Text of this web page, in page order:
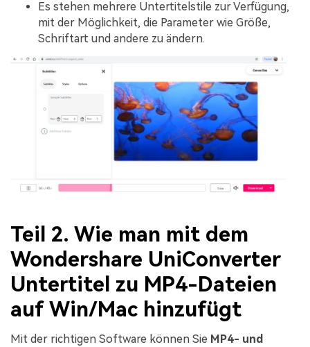
Es stehen mehrere Untertitelstile zur Verfügung,
mit der Möglichkeit, die Parameter wie Größe,
Schriftart und andere zu ändern.
Teil 2. Wie man mit dem
Wondershare UniConverter
Untertitel zu MP4-Dateien
auf Win/Mac hinzufügt
Mit der richtigen Software können Sie MP4- und